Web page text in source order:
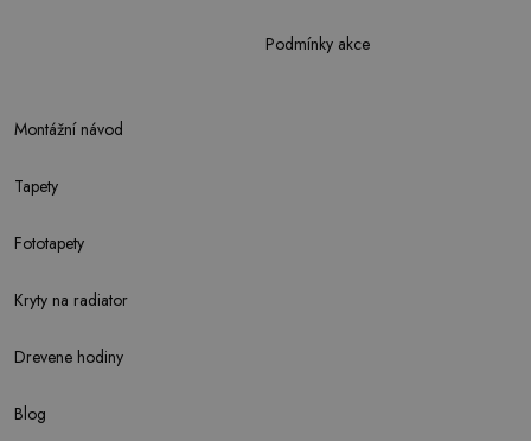
Montážní návod
Tapety
Fototapety
Kryty na radiator
Drevene hodiny
Blog
Podmínky akce